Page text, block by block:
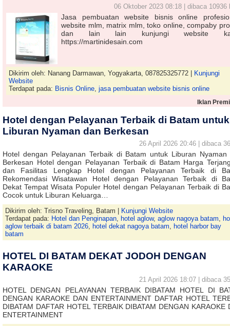
06 Oktober 2023 08:18 | dibaca 10936
Jasa pembuatan website bisnis online
website mlm, matrix mlm, toko online, compaby
dan lain lain kunjungi website
https://martinidesain.com
Dikirim oleh: Nanang Darmawan, Yogyakarta, 087825325772 |
Kunjungi
Website
Terdapat pada: Bisnis Online, jasa pembuatan website bisnis online
Iklan
Hotel dengan Pelayanan Terbaik di Batam untuk
Liburan Nyaman dan Berkesan
26 April 2026 20:46 | dibaca
Hotel dengan Pelayanan Terbaik di Batam untuk Liburan Nyaman
Berkesan Hotel dengan Pelayanan Terbaik di Batam Harga
dan Fasilitas Lengkap Hotel dengan Pelayanan Terbaik di
Rekomendasi Wisatawan Hotel dengan Pelayanan Terbaik di
Dekat Tempat Wisata Populer Hotel dengan Pelayanan Terbaik di
Cocok untuk Liburan Keluarga…
Dikirim oleh: Trisno Traveling, Batam |
Kunjungi Website
Terdapat pada: Hotel dan Penginapan, hotel aglow, aglow nagoya batam,
aglow terbaik di batam 2026, hotel dekat nagoya batam, hotel harbor bay
batam
HOTEL DI BATAM DEKAT JODOH DENGAN
KARAOKE
21 April 2026 18:07 | dibaca
HOTEL DENGAN PELAYANAN TERBAIK DIBATAM HOTEL DI
DENGAN KARAOKE DAN ENTERTAINMENT DAFTAR HOTEL
DIBATAM DAFTAR HOTEL TERBAIK DIBATAM DENGAN KARAOKE
ENTERTAINMENT